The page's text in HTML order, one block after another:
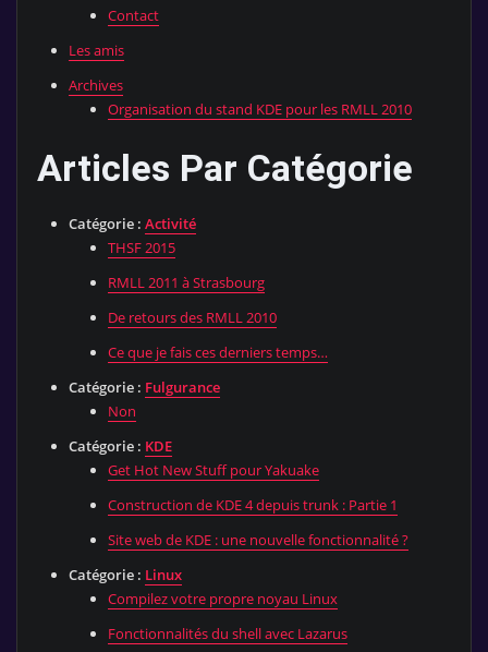
Contact
Les amis
Archives
Organisation du stand KDE pour les RMLL 2010
Articles Par Catégorie
Catégorie :Activité
THSF 2015
RMLL 2011 à Strasbourg
De retours des RMLL 2010
Ce que je fais ces derniers temps…
Catégorie : Fulgurance
Non
Catégorie : KDE
Get Hot New Stuff pour Yakuake
Construction de KDE 4 depuis trunk : Partie 1
Site web de KDE : une nouvelle fonctionnalité ?
Catégorie : Linux
Compilez votre propre noyau Linux
Fonctionnalités du shell avec Lazarus